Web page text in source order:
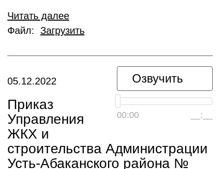
Читать далее
Файл: Загрузить
Озвучить
00:00 __:__
05.12.2022
Приказ
Управления
ЖКХ и
строительства Администрации
Усть-Абаканского района №